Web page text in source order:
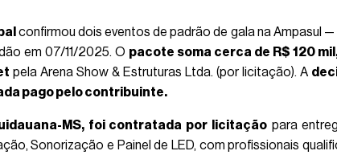
confirmou dois eventos de padrão de gala na Ampasul —
em 07/11/2025. O pacote soma cerca de R$ 120
pela Arena Show & Estruturas Ltda. (por licitação). A
pago pelo contribuinte.
MS, foi contratada por licitaçãopara
Sonorização e Painel de LED, com profissionais